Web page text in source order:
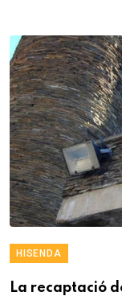
HISENDA
La recaptació